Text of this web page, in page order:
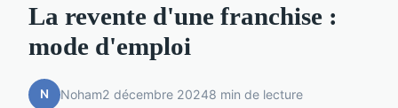
La revente d'une franchise :
mode d'emploi
N Noham2 décembre 20248 min de lecture